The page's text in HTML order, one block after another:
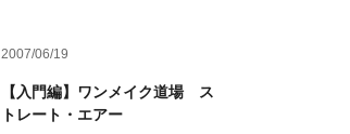
2007/06/19
【入門編】ワンメイク道場 ス
トレート・エアー